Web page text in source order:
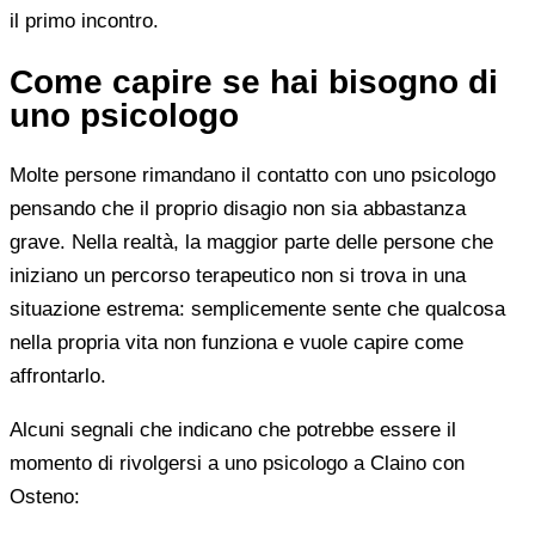
il primo incontro.
Come capire se hai bisogno di
uno psicologo
Molte persone rimandano il contatto con uno psicologo
pensando che il proprio disagio non sia abbastanza
grave. Nella realtà, la maggior parte delle persone che
iniziano un percorso terapeutico non si trova in una
situazione estrema: semplicemente sente che qualcosa
nella propria vita non funziona e vuole capire come
affrontarlo.
Alcuni segnali che indicano che potrebbe essere il
momento di rivolgersi a uno psicologo a Claino con
Osteno: